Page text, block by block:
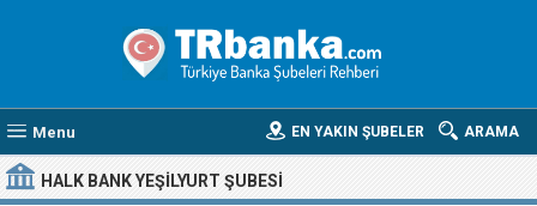
Menu ARAMA
EN YAKIN ŞUBELER
HALK BANK YEŞILYURT ŞUBESI